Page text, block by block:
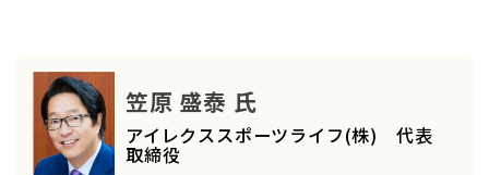
笠原 盛泰 氏
アイレクススポーツライフ(株) 代表
取締役